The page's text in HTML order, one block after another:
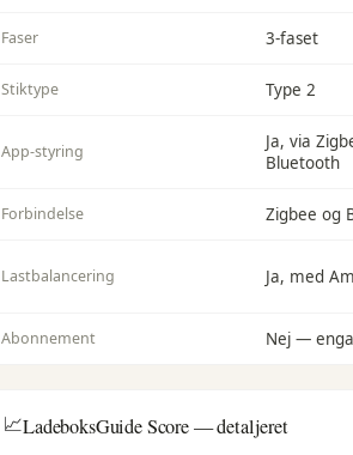
Faser 3-faset
Stiktype Type 2
App-styring
Ja, via
Bluetooth
Forbindelse Zigbee og
Lastbalancering Ja, med
Abonnement Nej —
📈LadeboksGuide Score — detaljeret